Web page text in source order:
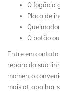
O fogão a
Placa de
O botão
Entre em contato
reparo da sua
momento
mais atrapalhar